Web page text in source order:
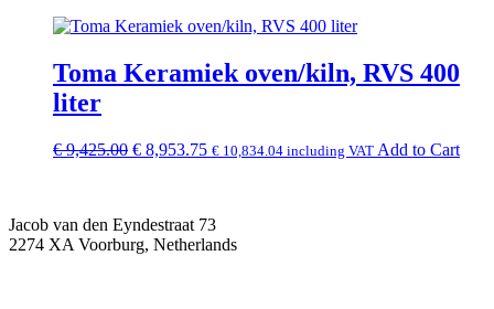
Toma Keramiek oven/kiln, RVS 400
liter
€9,425.00 Original
€ 8,953.75Current
€ 10,834.04 including VAT Add to Cart
Jacob van den Eyndestraat 73
2274 XA Voorburg, Netherlands